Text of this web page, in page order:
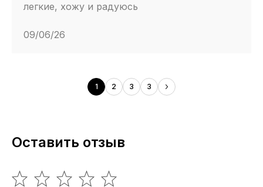
легкие, хожу и радуюсь
09/06/26
1 2 3 3
Оставить отзыв